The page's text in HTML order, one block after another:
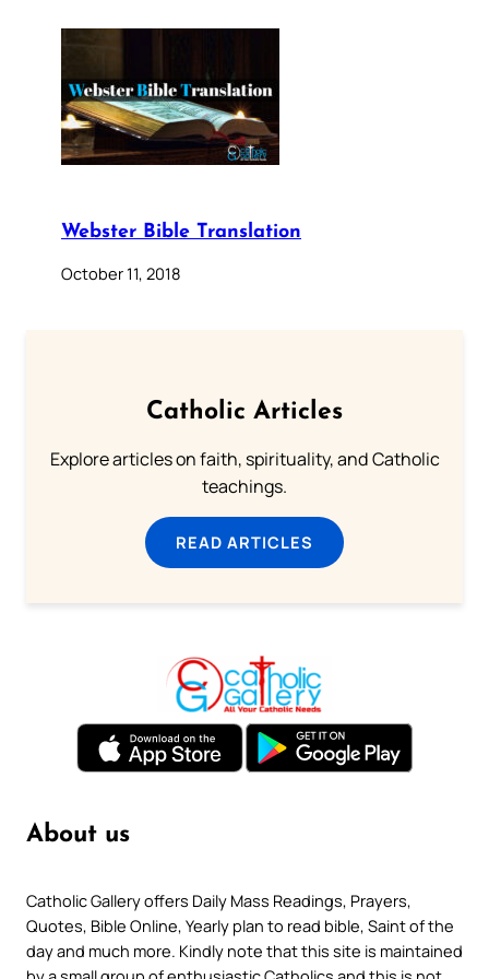
Webster Bible Translation
October 11, 2018
Catholic Articles
Explore articles on faith, spirituality, and Catholic
teachings.
READ ARTICLES
About us
Catholic Gallery offers Daily Mass Readings, Prayers,
Quotes, Bible Online, Yearly plan to read bible, Saint of the
day and much more. Kindly note that this site is maintained